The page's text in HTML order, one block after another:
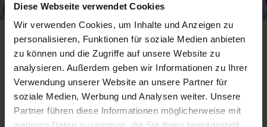
Diese Webseite verwendet Cookies
Wir verwenden Cookies, um Inhalte und Anzeigen zu
personalisieren, Funktionen für soziale Medien anbieten
zu können und die Zugriffe auf unsere Website zu
analysieren. Außerdem geben wir Informationen zu Ihrer
Verwendung unserer Website an unsere Partner für
soziale Medien, Werbung und Analysen weiter. Unsere
Partner führen diese Informationen möglicherweise mit
weiteren Daten zusammen, die Sie ihnen bereitgestellt
Titolo Blocco 3
Corpo testo Corpo testo Corpo testo Corpo testo
Corpo testo Corpo testo Corpo testo Corpo testo
Corpo testo Corpo testo Corpo testo Corpo testo